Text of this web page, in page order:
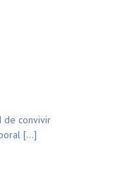
de convivir
[…]